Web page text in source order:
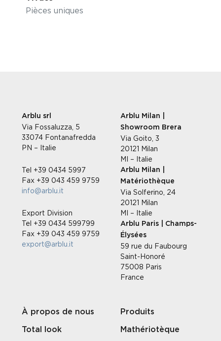
Pièces uniques
Arblu srl
Via Fossaluzza, 5
33074 Fontanafredda
PN – Italie
Tel +39 0434 5997
Fax +39 043 459 9759
info@arblu.it
Export Division
Tel +39 0434 599799
Fax +39 043 459 9759
export@arblu.it
Arblu Milan |
Showroom Brera
Via Goito, 3
20121 Milan
MI – Italie
Arblu Milan |
Matériothèque
Via Solferino, 24
20121 Milan
MI – Italie
Arblu Paris | Champs-
Élysées
59 rue du Faubourg
Saint-Honoré
75008 Paris
France
À propos de nous
Total look
Produits
Mathériotèque